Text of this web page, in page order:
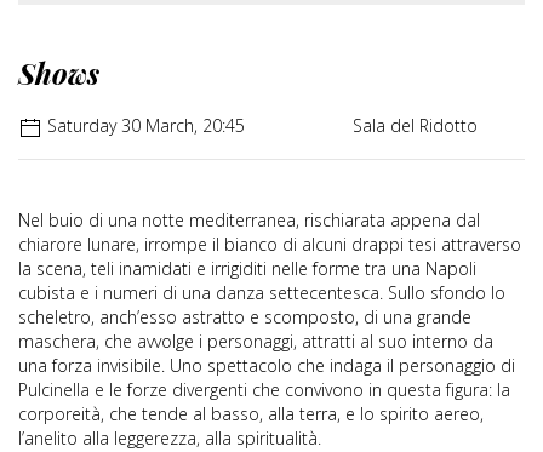
Shows
Saturday 30 March, 20:45 Sala del Ridotto
Nel buio di una notte mediterranea, rischiarata appena dal
chiarore lunare, irrompe il bianco di alcuni drappi tesi attraverso
la scena, teli inamidati e irrigiditi nelle forme tra una Napoli
cubista e i numeri di una danza settecentesca. Sullo sfondo lo
scheletro, anch’esso astratto e scomposto, di una grande
maschera, che avvolge i personaggi, attratti al suo interno da
una forza invisibile. Uno spettacolo che indaga il personaggio di
Pulcinella e le forze divergenti che convivono in questa figura: la
corporeità, che tende al basso, alla terra, e lo spirito aereo,
l’anelito alla leggerezza, alla spiritualità.